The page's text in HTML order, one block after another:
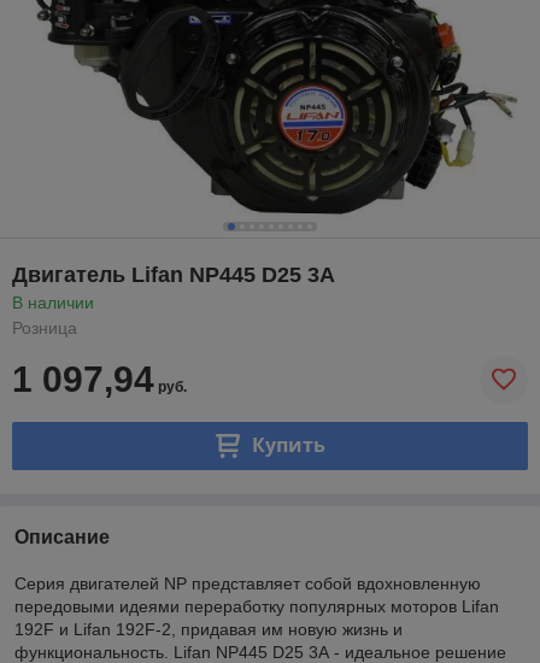
Двигатель Lifan NP445 D25 3A
В наличии
Розница
1 097,94 руб.
Купить
Описание
Серия двигателей NP представляет собой вдохновленную
передовыми идеями переработку популярных моторов Lifan
192F и Lifan 192F-2, придавая им новую жизнь и
функциональность. Lifan NP445 D25 3А - идеальное решение